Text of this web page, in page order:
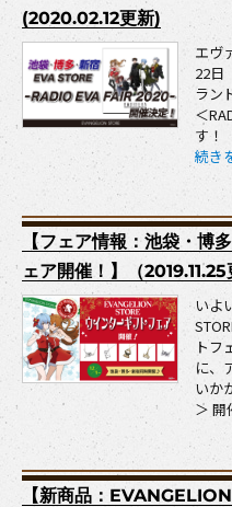
(2020.02.12更新)
エヴ
22日
ラン
＜
す！
“【
続き
【フェア情報：池袋・博
ェア開催！】（2019.11.25
いよ
トフ
に、
いか
＞
【新商品：